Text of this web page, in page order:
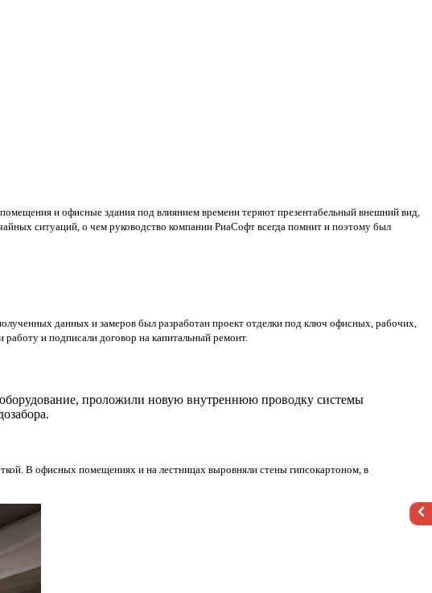
и офисные здания под влиянием времени теряют презентабельный внешний вид,
ситуаций, о чем руководство компании РиаСофт всегда помнит и поэтому был
данных и замеров был разработан проект отделки под ключ офисных, рабочих,
и подписали договор на капитальный ремонт.
оборудование, проложили новую внутреннюю проводку системы
В офисных помещениях и на лестницах выровняли стены гипсокартоном, в